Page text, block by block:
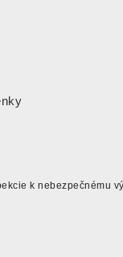
k nebezpečnému